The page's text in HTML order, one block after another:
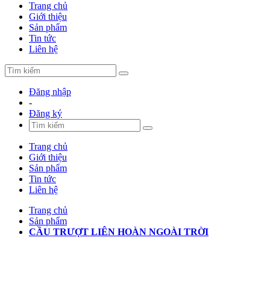
Trang chủ
Giới thiệu
Sản phẩm
Tin tức
Liên hệ
Đăng nhập
-
Đăng ký
Trang chủ
Giới thiệu
Sản phẩm
Tin tức
Liên hệ
Trang chủ
Sản phẩm
CẦU TRƯỢT LIÊN HOÀN NGOÀI TRỜI